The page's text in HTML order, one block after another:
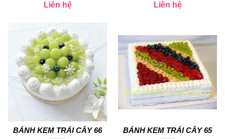
Liên hệ Liên hệ
BÁNH KEM TRÁI CÂY 66 BÁNH KEM TRÁI CÂY 65